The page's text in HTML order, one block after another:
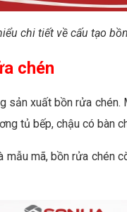
chi tiết về cấu tạo
chén
sản xuất bồn rửa
tủ bếp, chậu có bàn
mã, bồn rửa chén